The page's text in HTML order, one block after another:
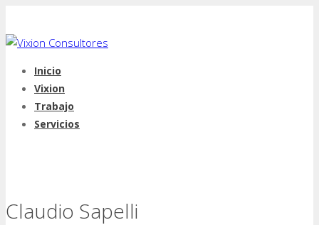
Inicio
Vixion
Trabajo
Servicios
Claudio Sapelli